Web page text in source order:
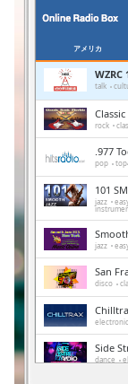
Seek to
LIVE
Remaining
Time-
Playback
Chapters
Chapters
Descriptions
descriptions
off,
アメリカ
WZRC
talk
rock
.977
pop
101
jazz
jazz
San
disco
electronic
Side
dance